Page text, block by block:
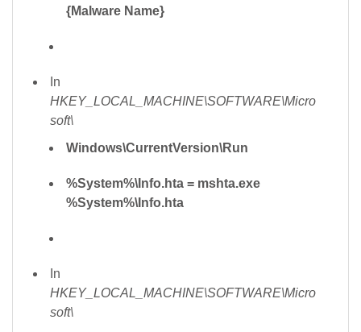
{Malware Name}
In
HKEY_LOCAL_MACHINE\SOFTWARE\Micro
soft\
Windows\CurrentVersion\Run
%System%\Info.hta = mshta.exe
%System%\Info.hta
In
HKEY_LOCAL_MACHINE\SOFTWARE\Micro
soft\